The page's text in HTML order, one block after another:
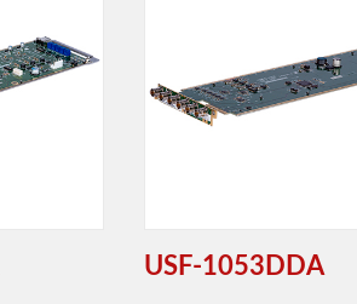
USF-1053DDA